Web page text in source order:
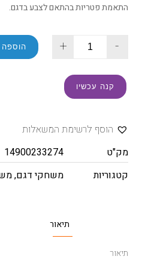
התאמת פטריות בהתאם לצבע בדגם.
-
+
קנה עכשיו
הוסף לרשימת המשאלות
מק"ט
14900233274
קטגוריות
משחקי דגם,
תיאור
תיאור